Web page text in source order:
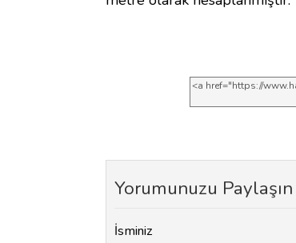
Yorumunuzu Paylaşın
İsminiz